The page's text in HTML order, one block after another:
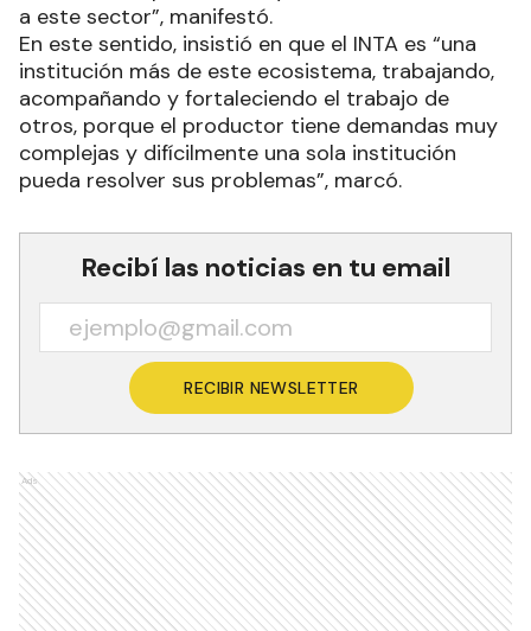
a este sector”, manifestó.
En este sentido, insistió en que el INTA es “una
institución más de este ecosistema, trabajando,
acompañando y fortaleciendo el trabajo de
otros, porque el productor tiene demandas muy
complejas y difícilmente una sola institución
pueda resolver sus problemas”, marcó.
Recibí las noticias en tu email
RECIBIR NEWSLETTER
Ads